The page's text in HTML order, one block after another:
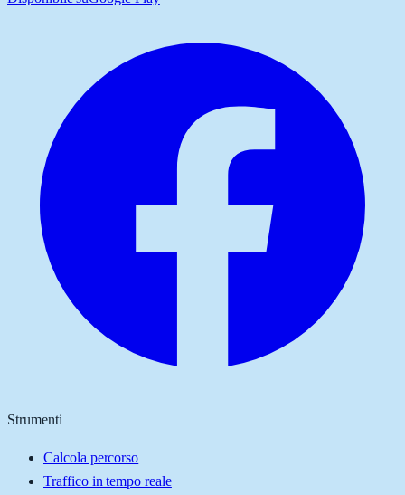
Strumenti
Calcola percorso
Traffico in tempo reale